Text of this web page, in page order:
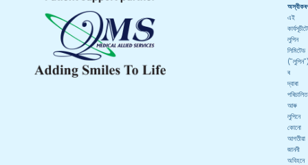
এই
লুপিন
লিমিটেড
ৰ
দ্বাৰা
পৰিচালিত
আৰু
লুপিনে
কোনো
আগতীয়া
জাননী
অবিহনে